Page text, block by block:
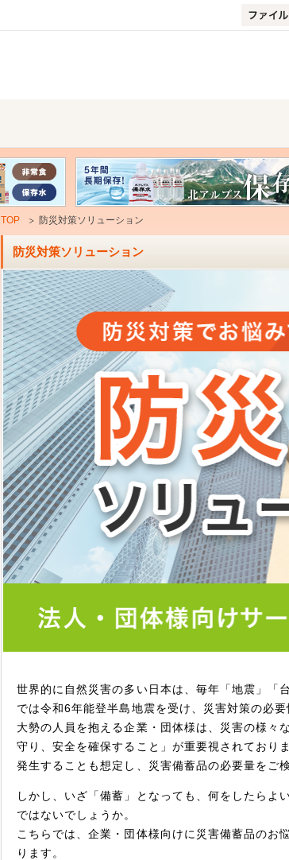
TOP 防災対策ソリューション
防災対策ソリューション
世界的に自然災害の多い日本は、毎年「地震」「
では令和6年能登半島地震を受け、災害対策の必
大勢の人員を抱える企業・団体様は、災害の様々
守り、安全を確保すること」が重要視されており
発生することも想定し、災害備蓄品の必要量をご
しかし、いざ「備蓄」となっても、何をしたら
ではないでしょうか。
こちらでは、企業・団体様向けに災害備蓄品のお
ります。